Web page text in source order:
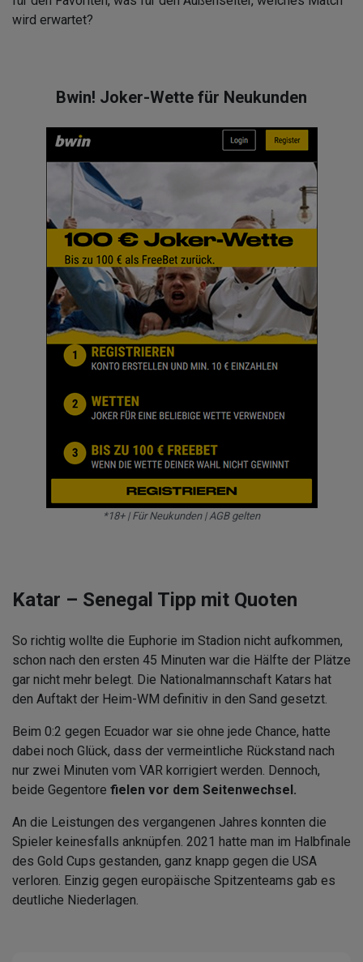
wird erwartet?
Bwin! Joker-Wette für Neukunden
*18+ | Für Neukunden | AGB gelten
Katar – Senegal Tipp mit Quoten
So richtig wollte die Euphorie im Stadion nicht aufkommen,
schon nach den ersten 45 Minuten war die Hälfte der Plätze
gar nicht mehr belegt. Die Nationalmannschaft Katars hat
den Auftakt der Heim-WM definitiv in den Sand gesetzt.
Beim 0:2 gegen Ecuador war sie ohne jede Chance, hatte
dabei noch Glück, dass der vermeintliche Rückstand nach
nur zwei Minuten vom VAR korrigiert werden. Dennoch,
beide Gegentore fielen vor dem Seitenwechsel.
An die Leistungen des vergangenen Jahres konnten die
Spieler keinesfalls anknüpfen. 2021 hatte man im Halbfinale
des Gold Cups gestanden, ganz knapp gegen die USA
verloren. Einzig gegen europäische Spitzenteams gab es
deutliche Niederlagen.